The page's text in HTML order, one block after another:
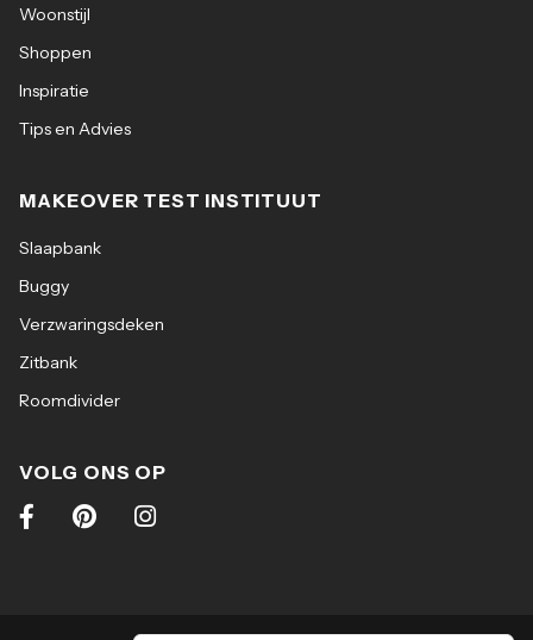
Woonstijl
Shoppen
Inspiratie
Tips en Advies
MAKEOVER TEST INSTITUUT
Slaapbank
Buggy
Verzwaringsdeken
Zitbank
Roomdivider
VOLG ONS OP